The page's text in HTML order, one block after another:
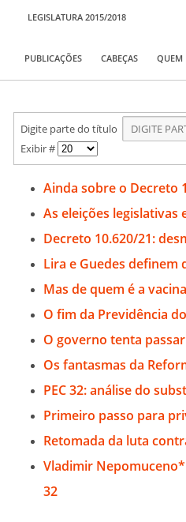
LEGISLATURA 2015/2018
PUBLICAÇÕES CABEÇAS QUEM
Digite parte do título
Exibir #
Ainda sobre o Decreto
As eleições
Decreto 10.620/21:
Lira e Guedes definem
Mas de quem é a
O fim da Previdência
O governo tenta
Os fantasmas da
PEC 32: análise do
Primeiro passo para
Retomada da luta
Vladimir
32